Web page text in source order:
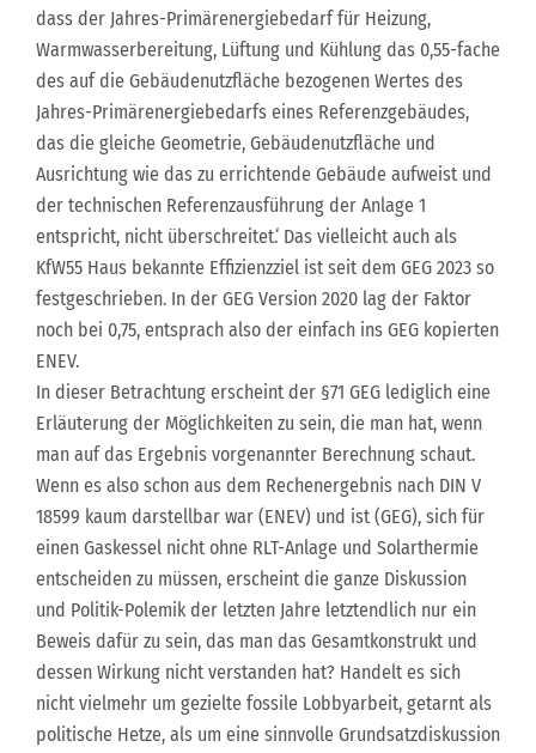
dass der Jahres-Primärenergiebedarf für Heizung,
Warmwasserbereitung, Lüftung und Kühlung das 0,55-fache
des auf die Gebäudenutzfläche bezogenen Wertes des
Jahres-Primärenergiebedarfs eines Referenzgebäudes,
das die gleiche Geometrie, Gebäudenutzfläche und
Ausrichtung wie das zu errichtende Gebäude aufweist und
der technischen Referenzausführung der Anlage 1
entspricht, nicht überschreitet.‘ Das vielleicht auch als
KfW55 Haus bekannte Effizienzziel ist seit dem GEG 2023 so
festgeschrieben. In der GEG Version 2020 lag der Faktor
noch bei 0,75, entsprach also der einfach ins GEG kopierten
ENEV.
In dieser Betrachtung erscheint der §71 GEG lediglich eine
Erläuterung der Möglichkeiten zu sein, die man hat, wenn
man auf das Ergebnis vorgenannter Berechnung schaut.
Wenn es also schon aus dem Rechenergebnis nach DIN V
18599 kaum darstellbar war (ENEV) und ist (GEG), sich für
einen Gaskessel nicht ohne RLT-Anlage und Solarthermie
entscheiden zu müssen, erscheint die ganze Diskussion
und Politik-Polemik der letzten Jahre letztendlich nur ein
Beweis dafür zu sein, das man das Gesamtkonstrukt und
dessen Wirkung nicht verstanden hat? Handelt es sich
nicht vielmehr um gezielte fossile Lobbyarbeit, getarnt als
politische Hetze, als um eine sinnvolle Grundsatzdiskussion